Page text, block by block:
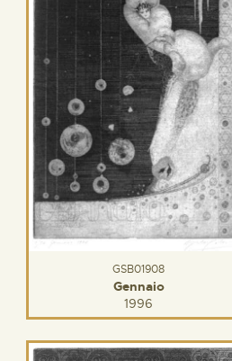
GSB01908
Gennaio
1996